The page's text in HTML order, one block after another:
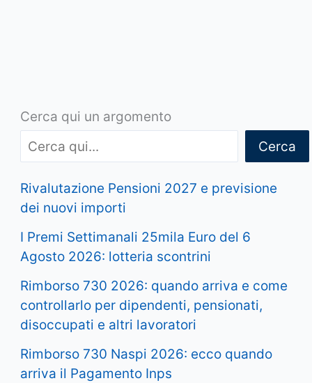
Cerca qui un argomento
Cerca
Rivalutazione Pensioni 2027 e previsione
dei nuovi importi
I Premi Settimanali 25mila Euro del 6
Agosto 2026: lotteria scontrini
Rimborso 730 2026: quando arriva e come
controllarlo per dipendenti, pensionati,
disoccupati e altri lavoratori
Rimborso 730 Naspi 2026: ecco quando
arriva il Pagamento Inps